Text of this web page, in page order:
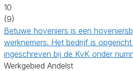
10
(9)
Betuwe hoveniers is een
werknemers. Het bedrijf is
ingeschreven bij de KvK onder
Werkgebied Andelst